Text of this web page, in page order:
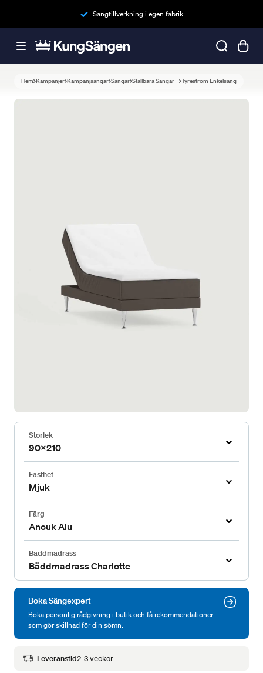
Sängtillverkning i egen fabrik
Hem Kampanjer Kampanjsängar Sängar Ställbara Sängar Tyreström Enkelsäng
Storlek
90x210
Fasthet
Mjuk
Färg
Anouk Alu
Bäddmadrass
Bäddmadrass Charlotte
Boka Sängexpert
Boka personlig rådgivning i butik och få rekommendationer
som gör skillnad för din sömn.
Leveranstid2-3 veckor